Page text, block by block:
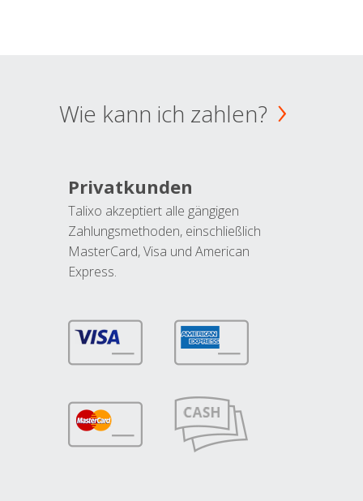
Wie kann ich zahlen?
Privatkunden
Talixo akzeptiert alle gängigen
Zahlungsmethoden, einschließlich
MasterCard, Visa und American
Express.